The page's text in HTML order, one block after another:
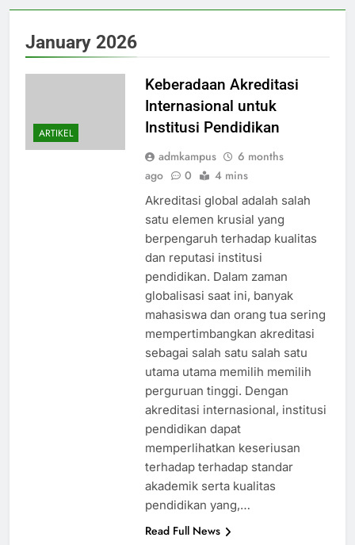
January 2026
ARTIKEL
Keberadaan Akreditasi
Internasional untuk
Institusi Pendidikan
admkampus
6 months
ago
0 4 mins
Akreditasi global adalah salah
satu elemen krusial yang
berpengaruh terhadap kualitas
dan reputasi institusi
pendidikan. Dalam zaman
globalisasi saat ini, banyak
mahasiswa dan orang tua sering
mempertimbangkan akreditasi
sebagai salah satu salah satu
utama utama memilih memilih
perguruan tinggi. Dengan
akreditasi internasional, institusi
pendidikan dapat
memperlihatkan keseriusan
terhadap terhadap standar
akademik serta kualitas
pendidikan yang,…
Read Full News